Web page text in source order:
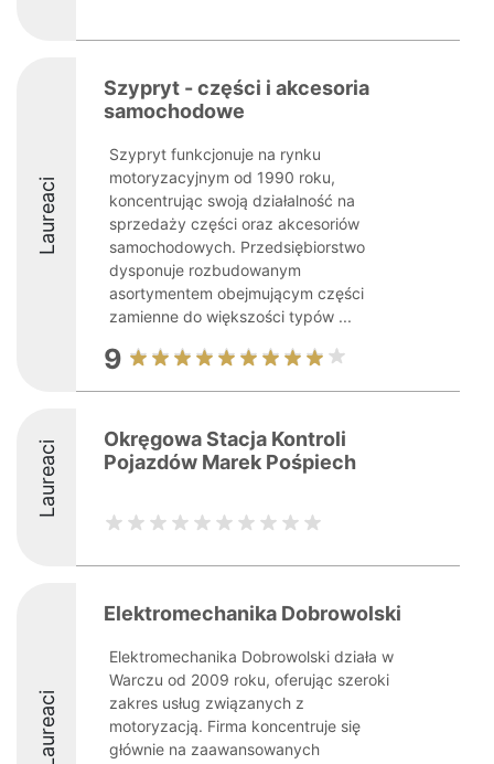
Laureaci
Szypryt - części i akcesoria
samochodowe
Szypryt funkcjonuje na rynku
motoryzacyjnym od 1990 roku,
koncentrując swoją działalność na
sprzedaży części oraz akcesoriów
samochodowych. Przedsiębiorstwo
dysponuje rozbudowanym
asortymentem obejmującym części
zamienne do większości typów ...
9
Laureaci
Okręgowa Stacja Kontroli
Pojazdów Marek Pośpiech
Laureaci
Elektromechanika Dobrowolski
Elektromechanika Dobrowolski działa w
Warczu od 2009 roku, oferując szeroki
zakres usług związanych z
motoryzacją. Firma koncentruje się
głównie na zaawansowanych